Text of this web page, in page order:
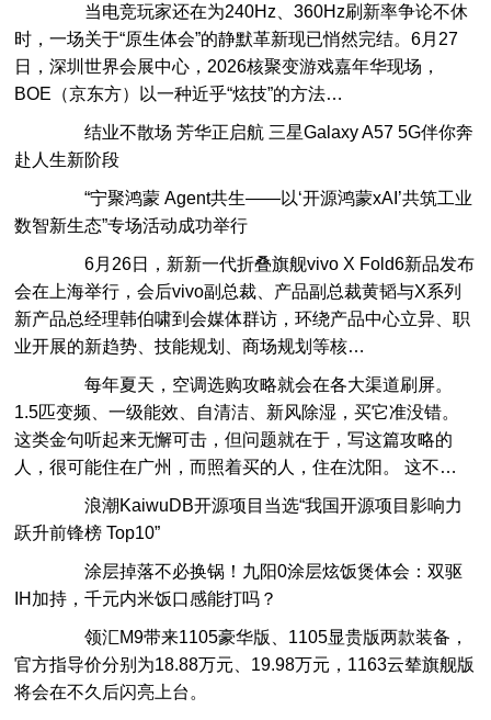
当电竞玩家还在为240Hz、360Hz刷新率争论不休
时，一场关于“原生体会”的静默革新现已悄然完结。6月27
日，深圳世界会展中心，2026核聚变游戏嘉年华现场，
BOE（京东方）以一种近乎“炫技”的方法…
结业不散场 芳华正启航 三星Galaxy A57 5G伴你奔
赴人生新阶段
“宁聚鸿蒙 Agent共生——以‘开源鸿蒙xAI’共筑工业
数智新生态”专场活动成功举行
6月26日，新新一代折叠旗舰vivo X Fold6新品发布
会在上海举行，会后vivo副总裁、产品副总裁黄韬与X系列
新产品总经理韩伯啸到会媒体群访，环绕产品中心立异、职
业开展的新趋势、技能规划、商场规划等核…
每年夏天，空调选购攻略就会在各大渠道刷屏。
1.5匹变频、一级能效、自清洁、新风除湿，买它准没错。
这类金句听起来无懈可击，但问题就在于，写这篇攻略的
人，很可能住在广州，而照着买的人，住在沈阳。 这不…
浪潮KaiwuDB开源项目当选“我国开源项目影响力
跃升前锋榜 Top10”
涂层掉落不必换锅！九阳0涂层炫饭煲体会：双驱
IH加持，千元内米饭口感能打吗？
领汇M9带来1105豪华版、1105显贵版两款装备，
官方指导价分别为18.88万元、19.98万元，1163云辇旗舰版
将会在不久后闪亮上台。